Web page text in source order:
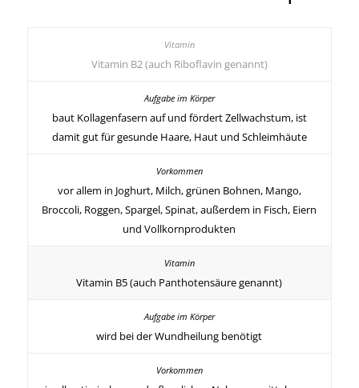
Vitamin B2 (auch Riboflavin genannt)
baut Kollagenfasern auf und fördert Zellwachstum, ist
damit gut für gesunde Haare, Haut und Schleimhäute
vor allem in Joghurt, Milch, grünen Bohnen, Mango,
Broccoli, Roggen, Spargel, Spinat, außerdem in Fisch, Eiern
und Vollkornprodukten
Vitamin B5 (auch Panthotensäure genannt)
wird bei der Wundheilung benötigt